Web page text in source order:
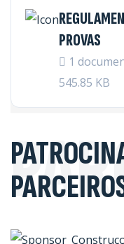
PROVAS
1
545.85 KB